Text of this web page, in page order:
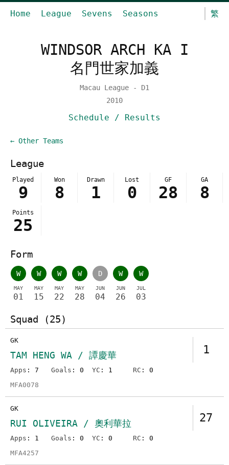
Home League Sevens Seasons 繁
WINDSOR ARCH KA I
名門世家加義
Macau League - D1
2010
Schedule / Results
← Other Teams
League
Played
9
Won
8
Drawn
1
Lost
0
GF
28
GA
8
Points
25
Form
W
MAY
01
W
MAY
15
W
MAY
22
W
MAY
28
D
JUN
04
W
JUN
26
W
JUL
03
Squad (25)
1
GK
TAM HENG WA / 譚慶華
Apps : 7 Goals : 0 YC : 1 RC : 0
MFA0078
27
GK
RUI OLIVEIRA / 奧利華拉
Apps : 1 Goals : 0 YC : 0 RC : 0
MFA4257